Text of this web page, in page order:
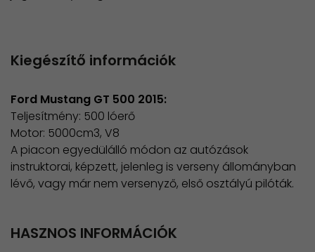
Kiegészítő információk
Ford Mustang GT 500 2015:
Teljesítmény: 500 lóerő
Motor: 5000cm3, V8​
​A piacon egyedülálló módon az autózások
instruktorai, képzett, jelenleg is verseny állományban
lévő, vagy már nem versenyző, első osztályú pilóták.
HASZNOS INFORMÁCIÓK